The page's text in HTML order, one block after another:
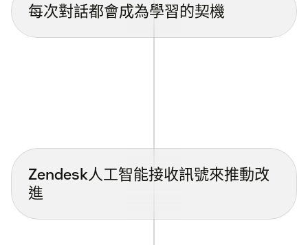
每次對話都會成為學習的契機
Zendesk人工智能接收訊號來推動改
進